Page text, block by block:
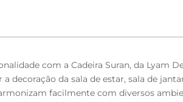
com a Cadeira Suran, da Lyam
decoração da sala de estar, sala de
facilmente com diversos